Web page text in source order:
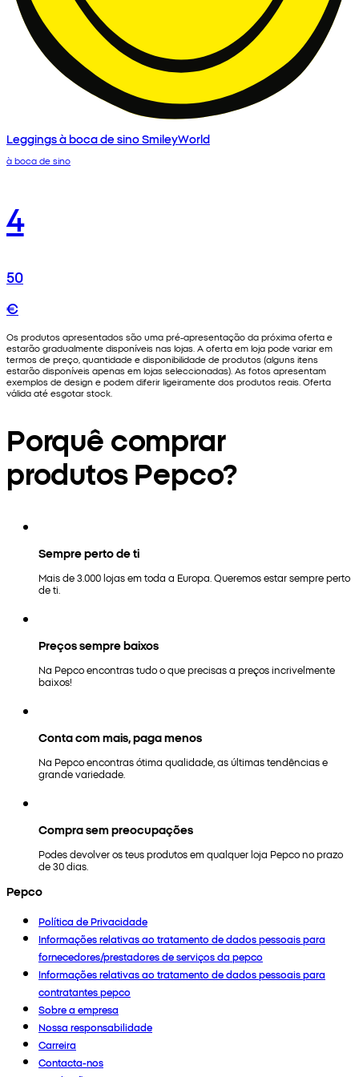
Leggings à boca de sino SmileyWorld
à boca de sino
4
50
€
Os produtos apresentados são uma pré-apresentação da próxima oferta e
estarão gradualmente disponíveis nas lojas. A oferta em loja pode variar em
termos de preço, quantidade e disponibilidade de produtos (alguns itens
estarão disponíveis apenas em lojas seleccionadas). As fotos apresentam
exemplos de design e podem diferir ligeiramente dos produtos reais. Oferta
válida até esgotar stock.
Porquê comprar
produtos Pepco?
Sempre perto de ti
Mais de 3.000 lojas em toda a Europa. Queremos estar sempre perto
de ti.
Preços sempre baixos
Na Pepco encontras tudo o que precisas a preços incrivelmente
baixos!
Conta com mais, paga menos
Na Pepco encontras ótima qualidade, as últimas tendências e
grande variedade.
Compra sem preocupações
Podes devolver os teus produtos em qualquer loja Pepco no prazo
de 30 dias.
Pepco
Política de Privacidade
Informações relativas ao tratamento de dados pessoais para
fornecedores/prestadores de serviços da pepco
Informações relativas ao tratamento de dados pessoais para
contratantes pepco
Sobre a empresa
Nossa responsabilidade
Carreira
Contacta-nos